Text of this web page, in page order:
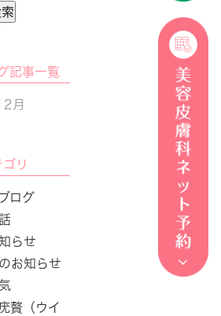
記事一覧
月
ゴリ
ログ
らせ
お知らせ
贅（ウイ